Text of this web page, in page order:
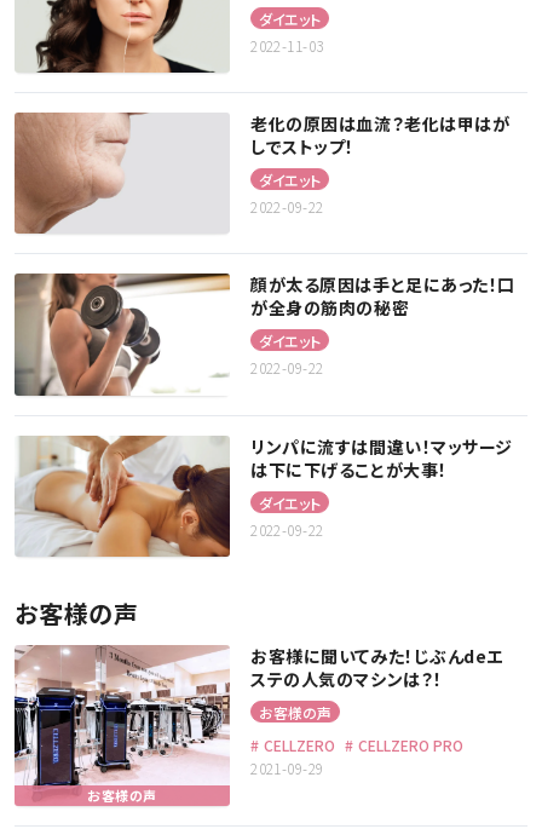
ダイエット
2022-11-03
老化の原因は血流？老化は甲はが
しでストップ！
ダイエット
2022-09-22
顔が太る原因は手と足にあった！口
が全身の筋肉の秘密
ダイエット
2022-09-22
リンパに流すは間違い！マッサージ
は下に下げることが大事！
ダイエット
2022-09-22
お客様の声
お客様に聞いてみた！じぶんdeエ
ステの人気のマシンは？！
お客様の声
CELLZERO
CELLZERO PRO
2021-09-29